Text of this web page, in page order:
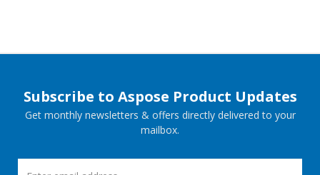
Subscribe to Aspose Product Updates
Get monthly newsletters & offers directly delivered to your
mailbox.